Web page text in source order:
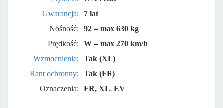
Gwarancja:
7 lat
Nośność:
92 = max 630 kg
Prędkość:
W = max 270 km/h
Wzmocnienie:
Tak (XL)
Rant ochronny:
Tak (FR)
Oznaczenia:
FR, XL, EV